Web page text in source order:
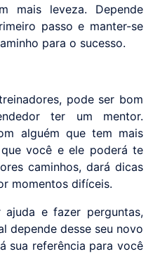
mais leveza. Depende
passo e manter-se
para o sucesso.
pode ser bom
ter um mentor.
alguém que tem mais
você e ele poderá te
caminhos, dará dicas
momentos difíceis.
e fazer perguntas,
depende desse seu novo
sua referência para você